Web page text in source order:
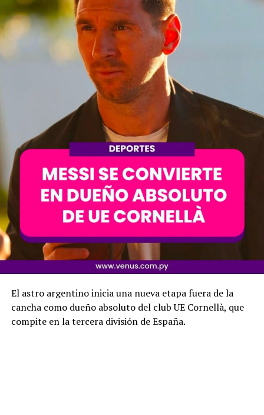
El astro argentino inicia una nueva etapa fuera de la
cancha como dueño absoluto del club UE Cornellà, que
compite en la tercera división de España.